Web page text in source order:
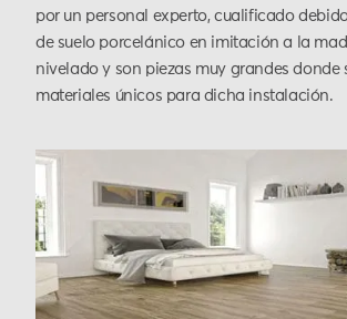
por un personal experto, cualificado
de suelo porcelánico en imitación a la
nivelado y son piezas muy grandes donde
materiales únicos para dicha instalación.